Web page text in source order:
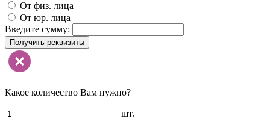
От физ. лица
От юр. лица
Введите сумму:
Получить реквизиты
Какое количество Вам нужно?
шт.